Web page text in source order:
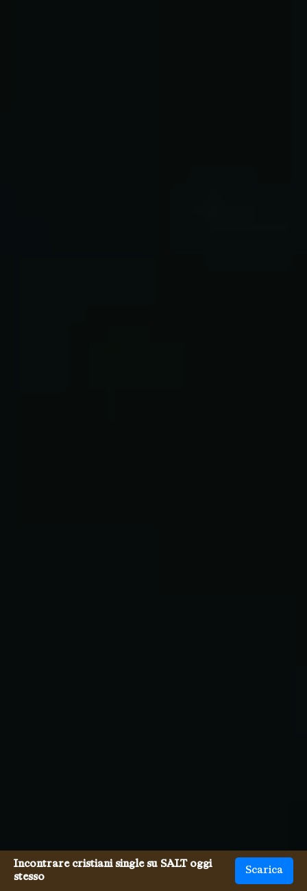
Incontrare cristiani single su SALT oggi
stesso
Scarica